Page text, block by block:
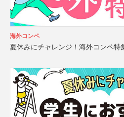
海外コンペ
夏休みにチャレンジ！海外コンペ特